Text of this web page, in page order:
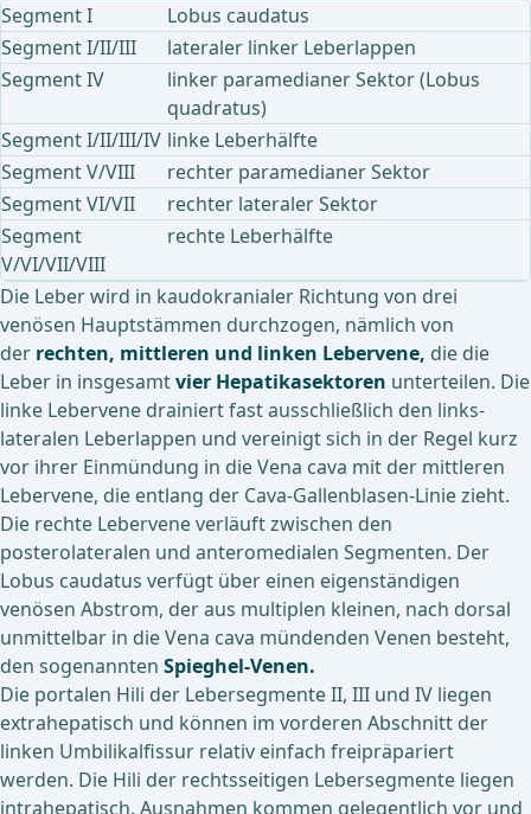
Segment I
Lobus caudatus
Segment I/II/III
lateraler linker Leberlappen
Segment IV
linker paramedianer Sektor (Lobus
quadratus)
Segment I/II/III/IV linke Leberhälfte
Segment V/VIII
rechter paramedianer Sektor
Segment VI/VII
rechter lateraler Sektor
Segment
V/VI/VII/VIII
rechte Leberhälfte
Die Leber wird in kaudokranialer Richtung von drei
venösen Hauptstämmen durchzogen, nämlich von
der rechten, mittleren und linken Lebervene, die die
Leber in insgesamtvier Hepatikasektoren unterteilen. Die
linke Lebervene drainiert fast ausschließlich den links-
lateralen Leberlappen und vereinigt sich in der Regel kurz
vor ihrer Einmündung in die Vena cava mit der mittleren
Lebervene, die entlang der Cava-Gallenblasen-Linie zieht.
Die rechte Lebervene verläuft zwischen den
posterolateralen und anteromedialen Segmenten. Der
Lobus caudatus verfügt über einen eigenständigen
venösen Abstrom, der aus multiplen kleinen, nach dorsal
unmittelbar in die Vena cava mündenden Venen besteht,
den sogenannten Spieghel-Venen.
Die portalen Hili der Lebersegmente II, III und IV liegen
extrahepatisch und können im vorderen Abschnitt der
linken Umbilikalfissur relativ einfach freipräpariert
werden. Die Hili der rechtsseitigen Lebersegmente liegen
intrahepatisch. Ausnahmen kommen gelegentlich vor und